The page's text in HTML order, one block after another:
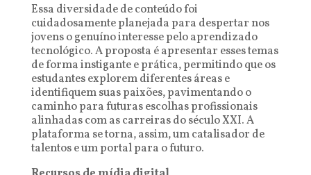
Essa diversidade de conteúdo foi
cuidadosamente planejada para despertar nos
jovens o genuíno interesse pelo aprendizado
tecnológico. A proposta é apresentar esses temas
de forma instigante e prática, permitindo que os
estudantes explorem diferentes áreas e
identifiquem suas paixões, pavimentando o
caminho para futuras escolhas profissionais
alinhadas com as carreiras do século XXI. A
plataforma se torna, assim, um catalisador de
talentos e um portal para o futuro.